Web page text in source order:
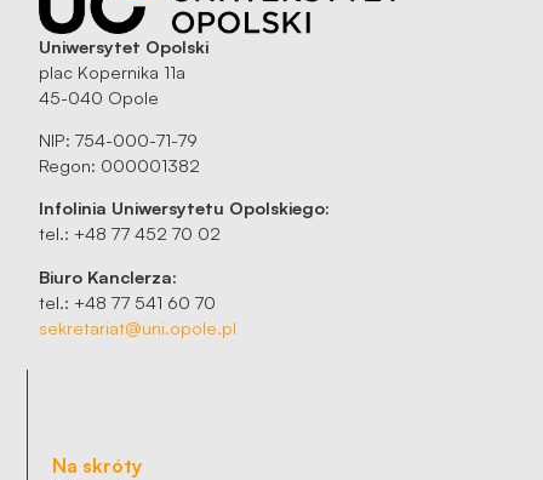
Uniwersytet Opolski
plac Kopernika 11a
45-040 Opole
NIP: 754-000-71-79
Regon: 000001382
Infolinia Uniwersytetu Opolskiego:
tel.: +48 77 452 70 02
Biuro Kanclerza:
tel.: +48 77 541 60 70
sekretariat@uni.opole.pl
Na skróty